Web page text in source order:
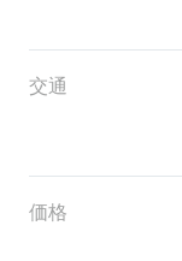
交通
価格